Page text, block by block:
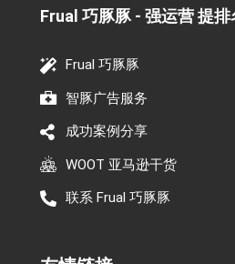
Frual 巧豚豚 - 强运营 提
Frual 巧豚豚
智豚广告服务
成功案例分享
WOOT 亚马逊干货
联系 Frual 巧豚豚